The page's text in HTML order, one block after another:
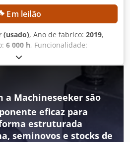
Em leilão
(usado), Ano de fabrico: 2019,
6 000 h, Funcionalidade:
de carga:
preço mínimo – garantia de
TÉCNICOS Capacidade de
mm DETALHES DA MÁQUINA
h Dedpfxjznh Tfs Ac Ejck
+ Controlador + Armário de
portátil e Software ProfiNet
a Machineseeker são
eficaz para
estruturada
seminovos e stocks de